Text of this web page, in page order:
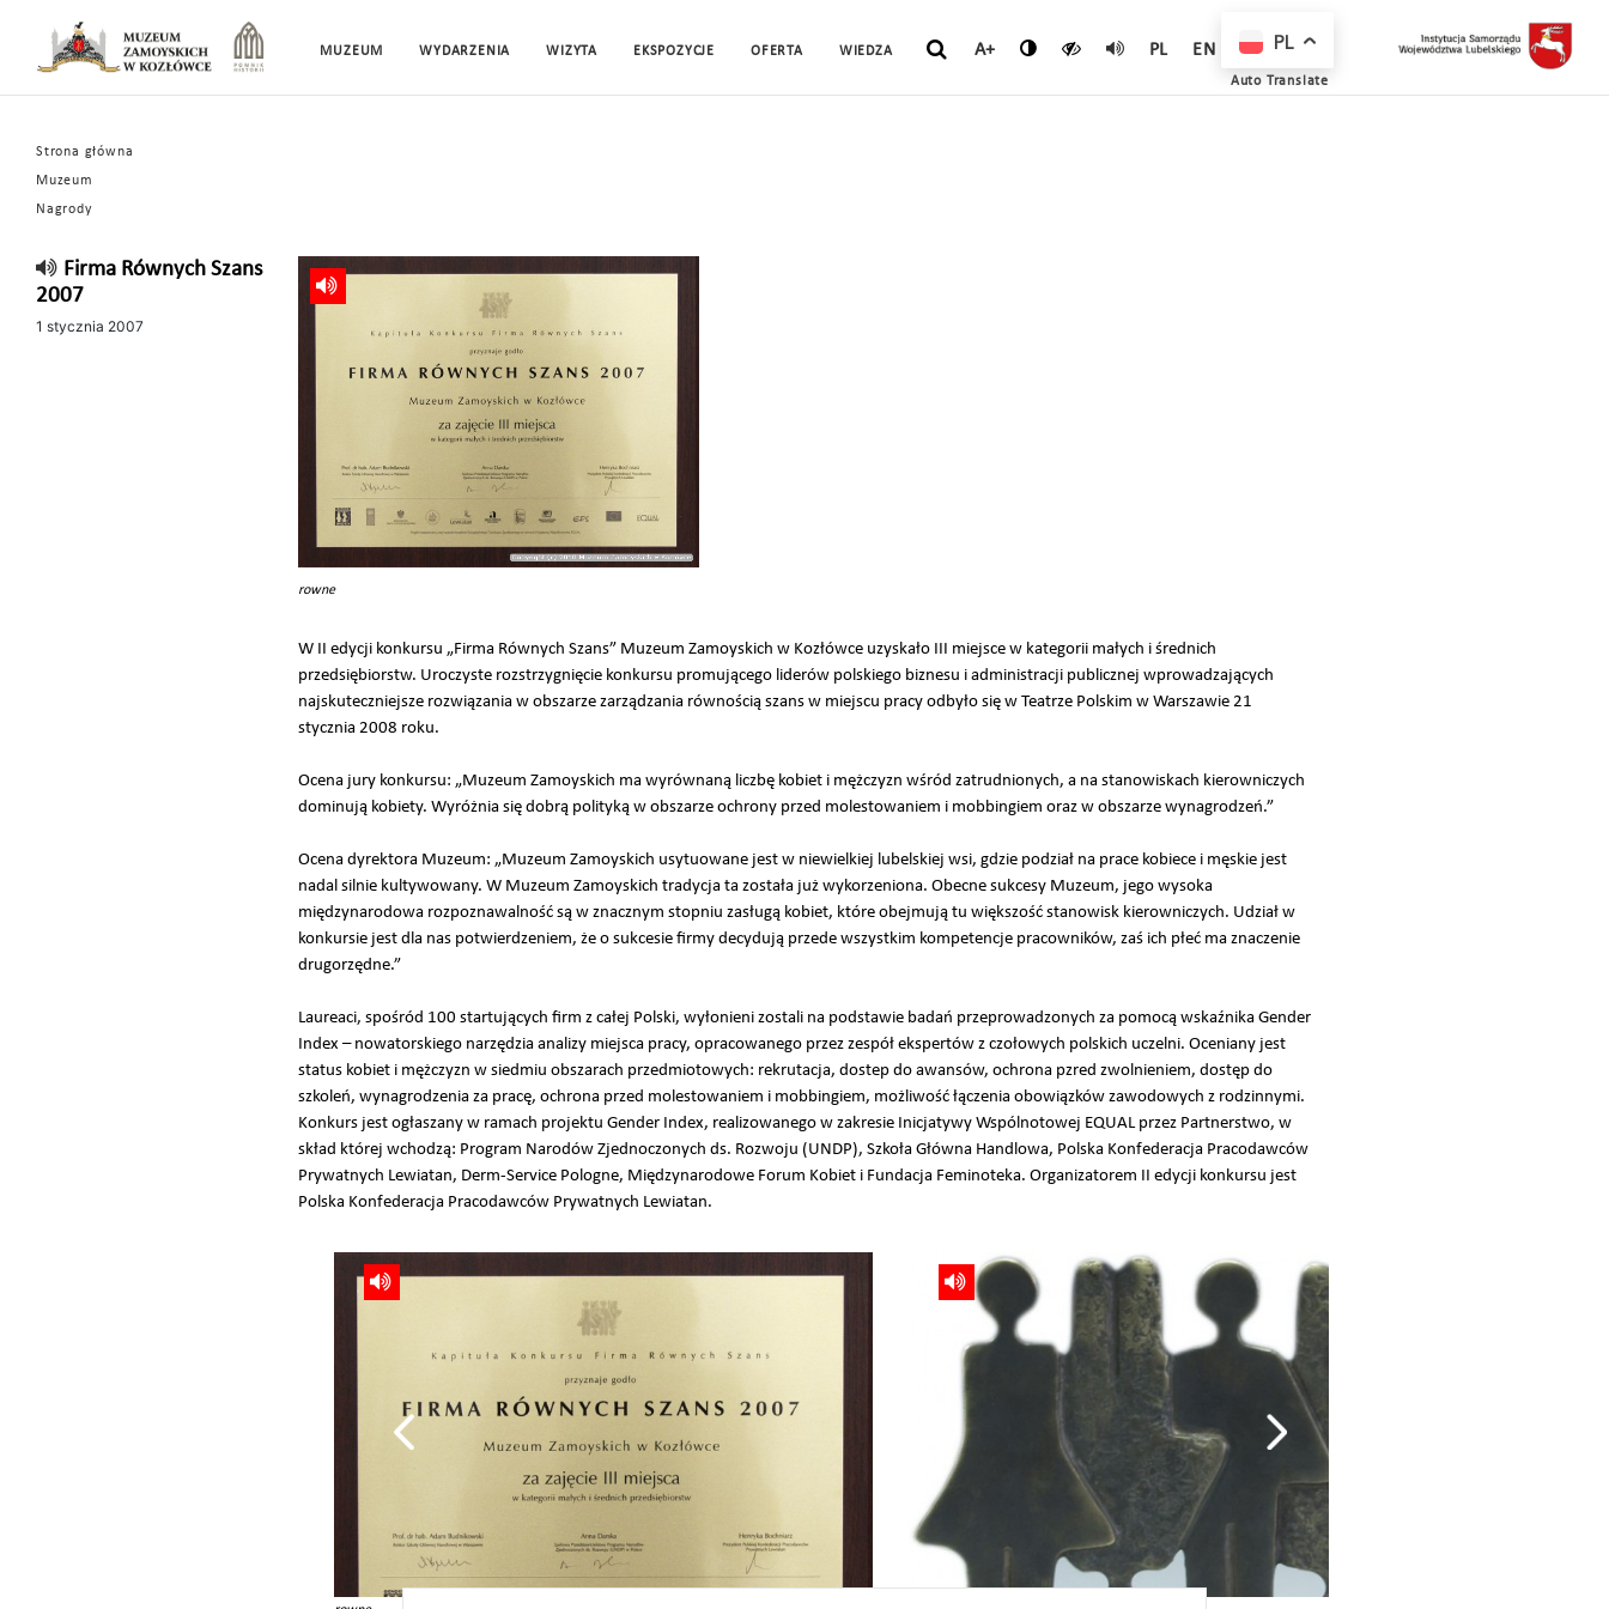
MUZEUM WYDARZENIA WIZYTA EKSPOZYCJE OFERTA WIEDZA A+ PL EN
Strona główna
Muzeum
Nagrody
Firma Równych Szans
2007
1 stycznia 2007
rowne
W II edycji konkursu „Firma Równych Szans” Muzeum Zamoyskich w Kozłówce uzyskało III miejsce w kategorii małych i średnich
przedsiębiorstw. Uroczyste rozstrzygnięcie konkursu promującego liderów polskiego biznesu i administracji publicznej wprowadzających
najskuteczniejsze rozwiązania w obszarze zarządzania równością szans w miejscu pracy odbyło się w Teatrze Polskim w Warszawie 21
stycznia 2008 roku.
Ocena jury konkursu: „Muzeum Zamoyskich ma wyrównaną liczbę kobiet i mężczyzn wśród zatrudnionych, a na stanowiskach kierowniczych
dominują kobiety. Wyróżnia się dobrą polityką w obszarze ochrony przed molestowaniem i mobbingiem oraz w obszarze wynagrodzeń.”
Ocena dyrektora Muzeum: „Muzeum Zamoyskich usytuowane jest w niewielkiej lubelskiej wsi, gdzie podział na prace kobiece i męskie jest
nadal silnie kultywowany. W Muzeum Zamoyskich tradycja ta została już wykorzeniona. Obecne sukcesy Muzeum, jego wysoka
międzynarodowa rozpoznawalność są w znacznym stopniu zasługą kobiet, które obejmują tu większość stanowisk kierowniczych. Udział w
konkursie jest dla nas potwierdzeniem, że o sukcesie firmy decydują przede wszystkim kompetencje pracowników, zaś ich płeć ma znaczenie
drugorzędne.”
Laureaci, spośród 100 startujących firm z całej Polski, wyłonieni zostali na podstawie badań przeprowadzonych za pomocą wskaźnika Gender
Index – nowatorskiego narzędzia analizy miejsca pracy, opracowanego przez zespół ekspertów z czołowych polskich uczelni. Oceniany jest
status kobiet i mężczyzn w siedmiu obszarach przedmiotowych: rekrutacja, dostep do awansów, ochrona pzred zwolnieniem, dostęp do
szkoleń, wynagrodzenia za pracę, ochrona przed molestowaniem i mobbingiem, możliwość łączenia obowiązków zawodowych z rodzinnymi.
Konkurs jest ogłaszany w ramach projektu Gender Index, realizowanego w zakresie Inicjatywy Wspólnotowej EQUAL przez Partnerstwo, w
skład której wchodzą: Program Narodów Zjednoczonych ds. Rozwoju (UNDP), Szkoła Główna Handlowa, Polska Konfederacja Pracodawców
Prywatnych Lewiatan, Derm-Service Pologne, Międzynarodowe Forum Kobiet i Fundacja Feminoteka. Organizatorem II edycji konkursu jest
Polska Konfederacja Pracodawców Prywatnych Lewiatan.
PL
Auto Translate